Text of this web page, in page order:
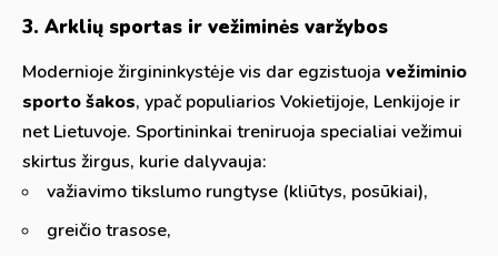
3. Arklių sportas ir vežiminės varžybos
Modernioje žirgininkystėje vis dar egzistuoja vežiminio
sporto šakos, ypač populiarios Vokietijoje, Lenkijoje ir
net Lietuvoje. Sportininkai treniruoja specialiai vežimui
skirtus žirgus, kurie dalyvauja:
važiavimo tikslumo rungtyse (kliūtys, posūkiai),
greičio trasose,